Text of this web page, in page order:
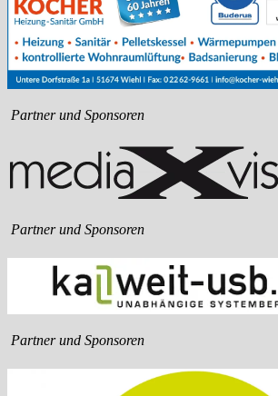
Partner und Sponsoren
Partner und Sponsoren
Partner und Sponsoren